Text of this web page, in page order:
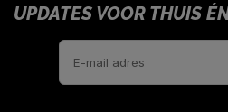
UPDATES VOOR THUIS